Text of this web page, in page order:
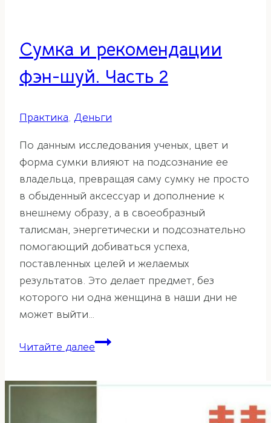
Сумка и рекомендации
фэн-шуй. Часть 2
Практика, Деньги
По данным исследования ученых, цвет и
форма сумки влияют на подсознание ее
владельца, превращая саму сумку не просто
в обыденный аксессуар и дополнение к
внешнему образу, а в своеобразный
талисман, энергетически и подсознательно
помогающий добиваться успеха,
поставленных целей и желаемых
результатов. Это делает предмет, без
которого ни одна женщина в наши дни не
может выйти…
Читайте далееСумка